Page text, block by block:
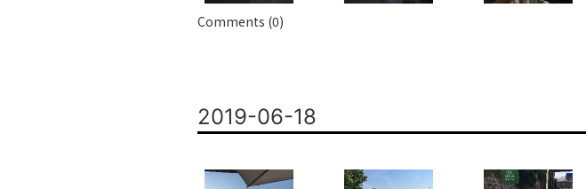
Comments (0)
2019-06-18